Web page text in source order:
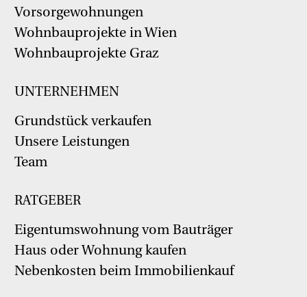
Vorsorgewohnungen
Wohnbauprojekte in Wien
Wohnbauprojekte Graz
UNTERNEHMEN
Grundstück verkaufen
Unsere Leistungen
Team
RATGEBER
Eigentumswohnung vom Bauträger
Haus oder Wohnung kaufen
Nebenkosten beim Immobilienkauf